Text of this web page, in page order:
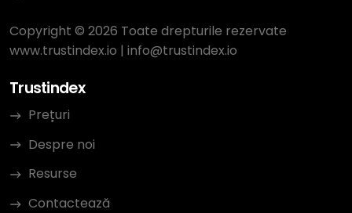
Copyright © 2026 Toate drepturile rezervate
www.trustindex.io | info@trustindex.io
Trustindex
Prețuri
Despre noi
Resurse
Contactează